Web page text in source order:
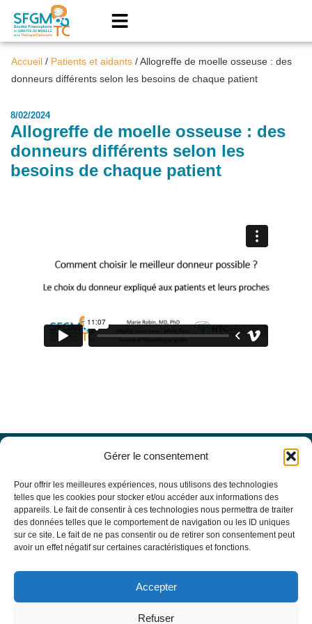
Gérer le consentement
Pour offrir les meilleures expériences, nous utilisons des technologies
telles que les cookies pour stocker et/ou accéder aux informations des
appareils. Le fait de consentir à ces technologies nous permettra de traiter
des données telles que le comportement de navigation ou les ID uniques
sur ce site. Le fait de ne pas consentir ou de retirer son consentement peut
avoir un effet négatif sur certaines caractéristiques et fonctions.
Accepter
Refuser
Accueil / Patients et aidants / Allogreffe de moelle osseuse : des
donneurs différents selon les besoins de chaque patient
8/02/2024
Allogreffe de moelle osseuse : des
donneurs différents selon les
besoins de chaque patient
Actualités
Agenda
Missions du site
Mentions légales
Conditions générales d’utilisation